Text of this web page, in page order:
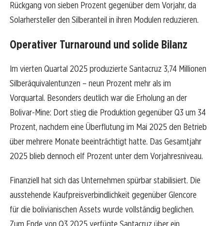
Rückgang von sieben Prozent gegenüber dem Vorjahr, da
Solarhersteller den Silberanteil in ihren Modulen reduzieren.
Operativer Turnaround und solide Bilanz
Im vierten Quartal 2025 produzierte Santacruz 3,74 Millionen
Silberäquivalentunzen – neun Prozent mehr als im
Vorquartal. Besonders deutlich war die Erholung an der
Bolivar-Mine: Dort stieg die Produktion gegenüber Q3 um 34
Prozent, nachdem eine Überflutung im Mai 2025 den Betrieb
über mehrere Monate beeinträchtigt hatte. Das Gesamtjahr
2025 blieb dennoch elf Prozent unter dem Vorjahresniveau.
Finanziell hat sich das Unternehmen spürbar stabilisiert. Die
ausstehende Kaufpreisverbindlichkeit gegenüber Glencore
für die bolivianischen Assets wurde vollständig beglichen.